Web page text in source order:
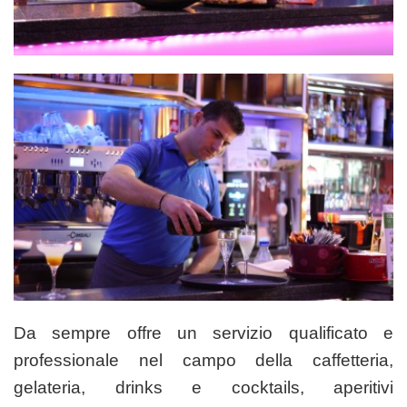
Da sempre offre un servizio qualificato e
professionale nel campo della caffetteria,
gelateria, drinks e cocktails, aperitivi